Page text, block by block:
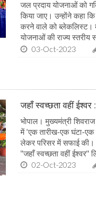
जल प्रदाय योजनाओं को
किया जाए। उन्होंने कहा
करने वाले को ब्लेकलिस्ट।
योजनाओं की राज्य स्तरीय
03-Oct-2023
जहाँ स्वच्छता वहीं ईश्वर
भोपाल। मुख्यमंत्री
में 'एक तारीख-एक घंटा-एक
लेकर परिसर में सफाई की।
"जहाँ स्वच्छता वहीं ईश्वर"
02-Oct-2023